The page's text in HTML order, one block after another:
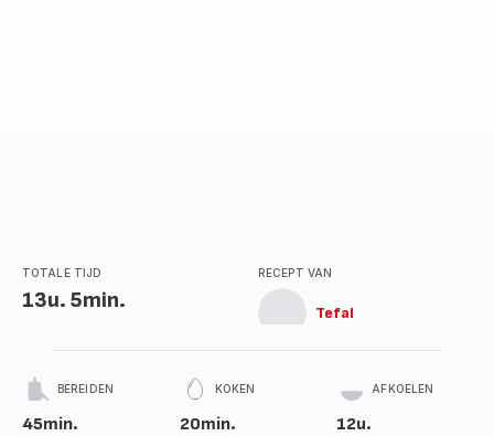
TOTALE TIJD
13u. 5min.
RECEPT VAN
Tefal
BEREIDEN
45min.
KOKEN
20min.
AFKOELEN
12u.